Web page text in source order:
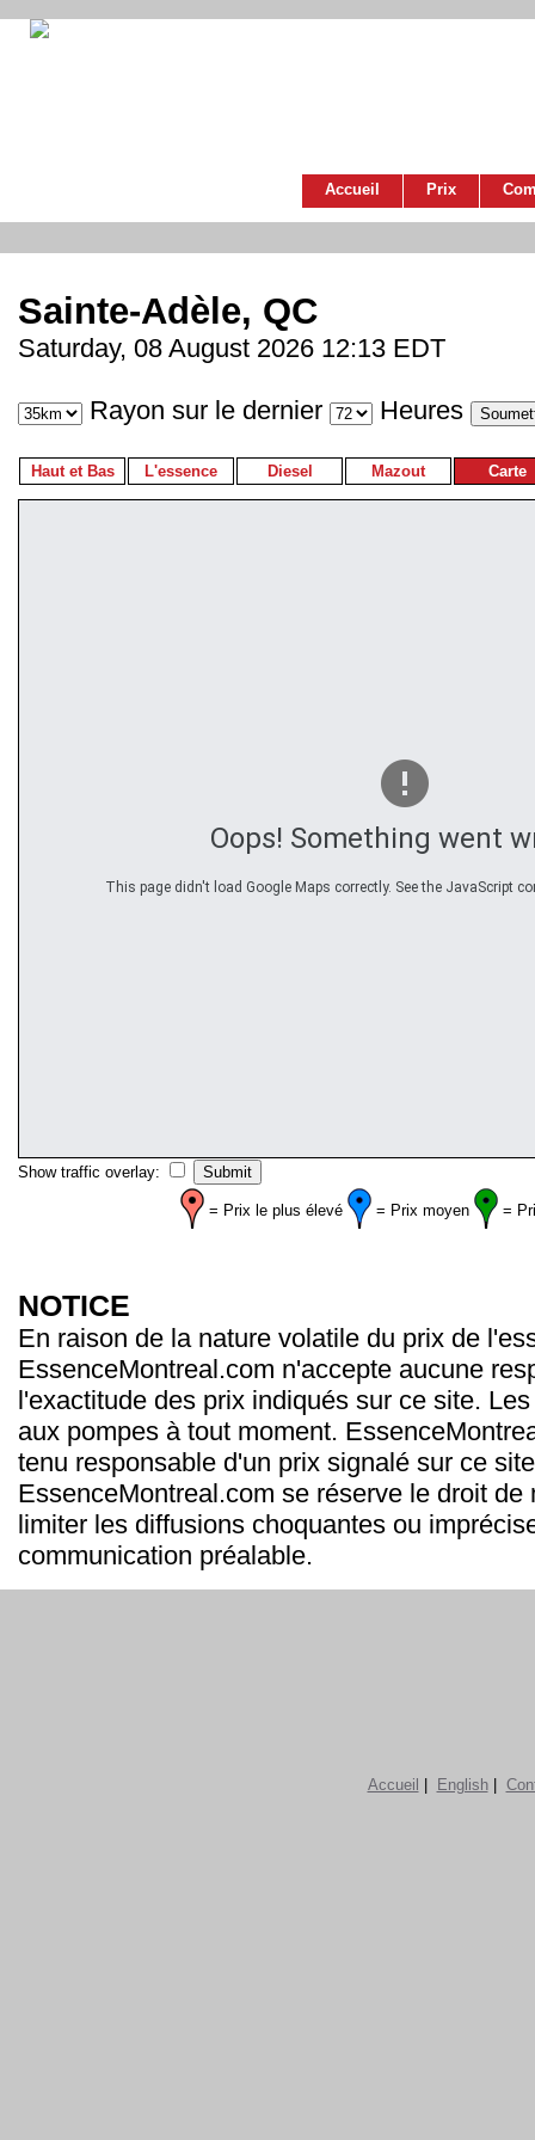
Accueil Prix
Sainte-Adèle, QC
Saturday, 08 August 2026 12:13 EDT
Rayon sur le dernier Heures
Haut et Bas L'essence Diesel Mazout Carte
Oops! Something went
This page didn't load Google Maps correctly. See the JavaScript
Show traffic overlay:
= Prix le plus élevé = Prix moyen =
NOTICE
En raison de la nature volatile du prix de
EssenceMontreal.com n'accepte aucune
l'exactitude des prix indiqués sur ce site.
aux pompes à tout moment.
tenu responsable d'un prix signalé sur ce
EssenceMontreal.com se réserve le droit de
limiter les diffusions choquantes ou
communication préalable.
Accueil English|